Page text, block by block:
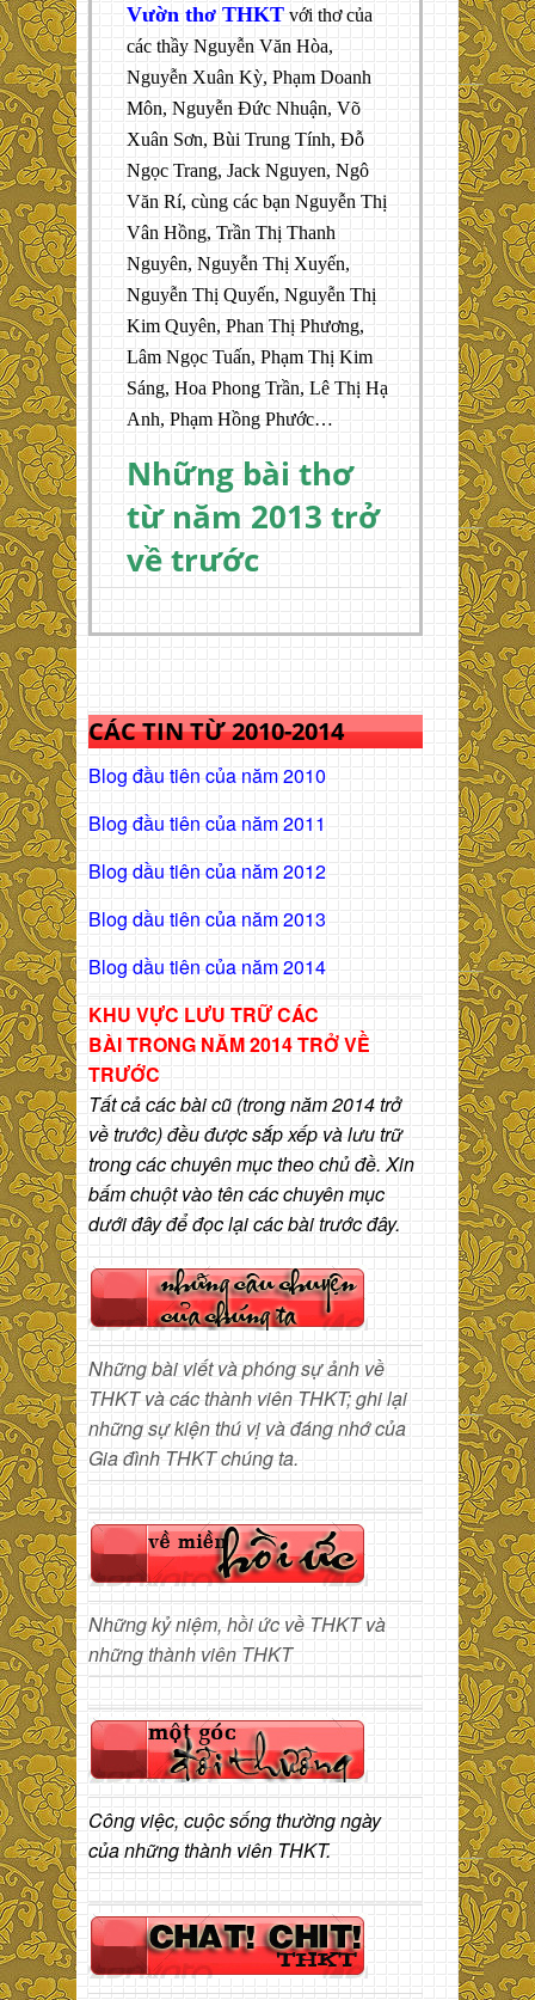
Vườn thơ THKT với thơ của
các thầy Nguyễn Văn Hòa,
Nguyễn Xuân Kỳ, Phạm Doanh
Môn, Nguyễn Đức Nhuận, Võ
Xuân Sơn, Bùi Trung Tính, Đỗ
Ngọc Trang, Jack Nguyen, Ngô
Văn Rí, cùng các bạn Nguyễn Thị
Vân Hồng, Trần Thị Thanh
Nguyên, Nguyễn Thị Xuyến,
Nguyễn Thị Quyến, Nguyễn Thị
Kim Quyên, Phan Thị Phương,
Lâm Ngọc Tuấn, Phạm Thị Kim
Sáng, Hoa Phong Trần, Lê Thị Hạ
Anh, Phạm Hồng Phước…
Những bài thơ
từ năm 2013 trở
về trước
CÁC TIN TỪ 2010-2014
Blog đầu tiên của năm 2010
Blog đầu tiên của năm 2011
Blog dầu tiên của năm 2012
Blog dầu tiên của năm 2013
Blog dầu tiên của năm 2014
KHU VỰC LƯU TRỮ CÁC
BÀITRONG NĂM 2014 TRỞ VỀ
TRƯỚC
Tất cả các bài cũ (trong năm 2014 trở
về trước) đều được sắp xếp và lưu trữ
trong các chuyên mục theo chủ đề. Xin
bấm chuột vào tên các chuyên mục
dưới đây để đọc lại các bài trước đây.
Những bài viết và phóng sự ảnh về
THKT và các thành viên THKT; ghi lại
những sự kiện thú vị và đáng nhớ của
Gia đình THKT chúng ta.
Những kỷ niệm, hồi ức về THKT và
những thành viên THKT
Công việc, cuộc sống thường ngày
của những thành viên THKT.